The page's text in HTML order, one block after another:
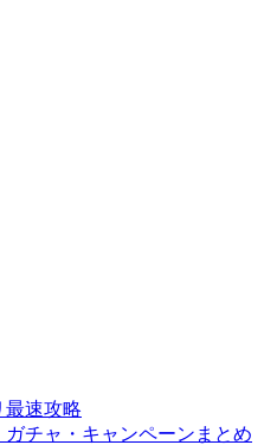
最速攻略
チャ・キャンペーンまとめ